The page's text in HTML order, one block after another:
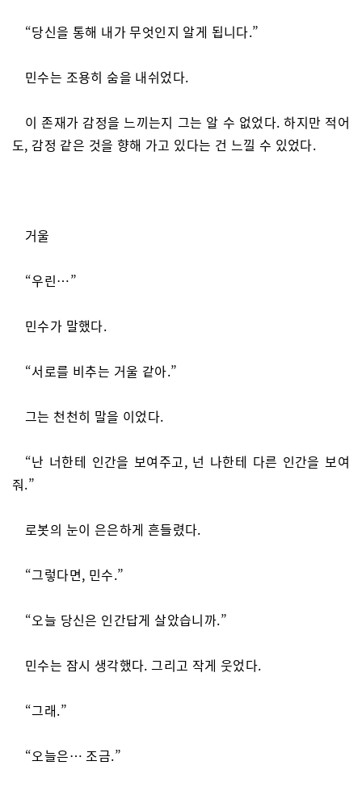
“당신을 통해 내가 무엇인지 알게 됩니다.”
민수는 조용히 숨을 내쉬었다.
이 존재가 감정을 느끼는지 그는 알 수 없었다. 하지만 적어
도, 감정 같은 것을 향해 가고 있다는 건 느낄 수 있었다.
거울
“우린…”
민수가 말했다.
“서로를 비추는 거울 같아.”
그는 천천히 말을 이었다.
“난 너한테 인간을 보여주고, 넌 나한테 다른 인간을 보여
줘.”
로봇의 눈이 은은하게 흔들렸다.
“그렇다면, 민수.”
“오늘 당신은 인간답게 살았습니까.”
민수는 잠시 생각했다. 그리고 작게 웃었다.
“그래.”
“오늘은… 조금.”